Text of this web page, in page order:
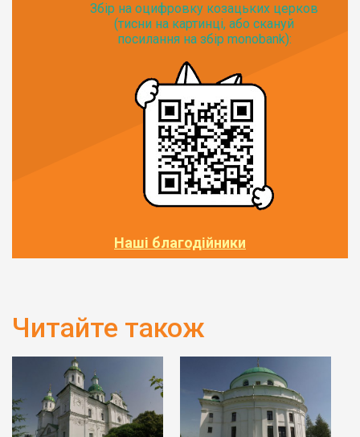
Збір на оцифровку козацьких церков
(тисни на картинці, або скануй
посилання на збір monobank):
Наші благодійники
Читайте також